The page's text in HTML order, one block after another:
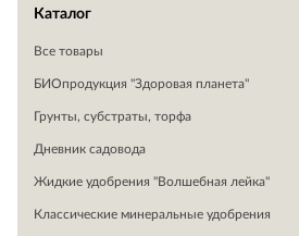
Каталог
Все товары
БИОпродукция "Здоровая планета"
Грунты, субстраты, торфа
Дневник садовода
Жидкие удобрения "Волшебная лейка"
Классические минеральные удобрения